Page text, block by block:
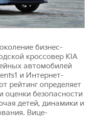
бизнес-
кроссовер KIA
автомобилей
и Интернет-
рейтинг определяет
безопасности
детей, динамики и
Вице-